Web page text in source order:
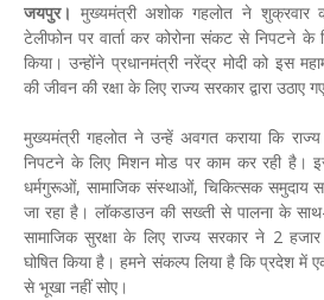
जयपुर। मुख्यमंत्री अशोक गहलोत ने शुक्रवार
टेलीफोन पर वार्ता कर कोरोना संकट से निपटने
किया। उन्होंने प्रधानमंत्री नरेंद्र मोदी को इस
की जीवन की रक्षा के लिए राज्य सरकार द्वारा उठाए
मुख्यमंत्री गहलोत ने उन्हें अवगत कराया कि
निपटने के लिए मिशन मोड पर काम कर रही है।
धर्मगुरूओं, सामाजिक संस्थाओं, चिकित्सक समुदाय
जा रहा है। लॉकडाउन की सख्ती से पालना के
सामाजिक सुरक्षा के लिए राज्य सरकार ने 2
घोषित किया है। हमने संकल्प लिया है कि प्रदेश में
से भूखा नहीं सोए।